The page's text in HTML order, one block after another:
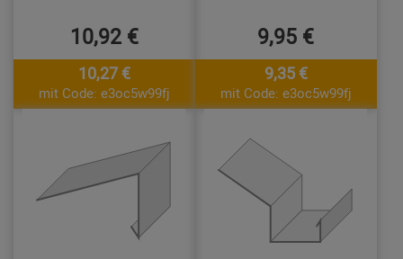
10,92 €
10,27 €
mit Code: e3oc5w99fj
9,95 €
9,35 €
mit Code: e3oc5w99fj